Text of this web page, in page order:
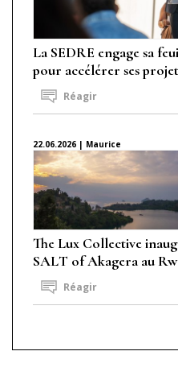
La SEDRE engage sa
pour accélérer ses
Réagir
22.06.2026 | Maurice
The Lux Collective
SALT of Akagera au
Réagir